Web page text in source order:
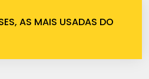
AS MAIS USADAS DO